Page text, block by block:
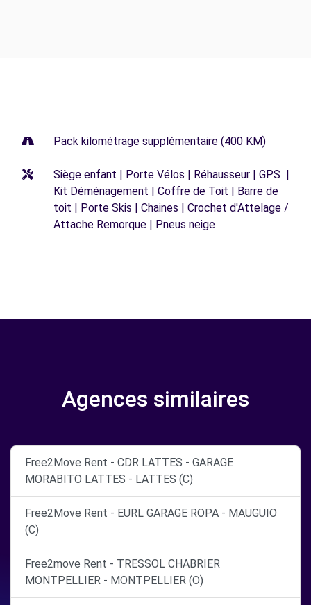
Pack kilométrage supplémentaire (400 KM)
Siège enfant | Porte Vélos | Réhausseur | GPS |
Kit Déménagement | Coffre de Toit | Barre de
toit | Porte Skis | Chaines | Crochet d'Attelage /
Attache Remorque | Pneus neige
Agences similaires
Free2Move Rent - CDR LATTES - GARAGE
MORABITO LATTES - LATTES (C)
Free2Move Rent - EURL GARAGE ROPA - MAUGUIO
(C)
Free2move Rent - TRESSOL CHABRIER
MONTPELLIER - MONTPELLIER (O)